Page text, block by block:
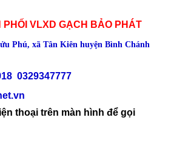
PHỐI VLXD GẠCH BẢO PHÁT
Phú, xã Tân Kiên huyện Bình Chánh
0329347777
thoại trên màn hình để gọi